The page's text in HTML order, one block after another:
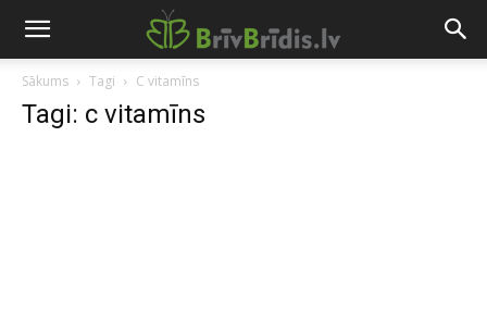
Sākums Tagi C vitamīns
Tagi: c vitamīns